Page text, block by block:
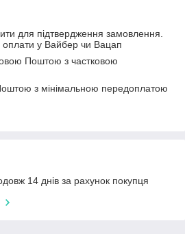
для підтвердження замовлення.
оплати у Вайбер чи Вацап
Поштою з частковою
з мінімальною передоплатою
14 днів за рахунок покупця